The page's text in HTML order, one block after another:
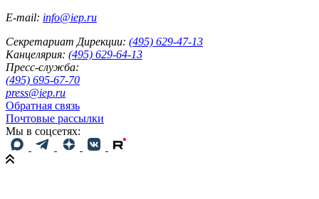
E-mail: info@iep.ru
Секретариат Дирекции: (495) 629-47-13
Канцелярия: (495) 629-64-13
Пресс-служба:
(495) 695-67-70
press@iep.ru
Обратная связь
Почтовые рассылки
Мы в соцсетях: